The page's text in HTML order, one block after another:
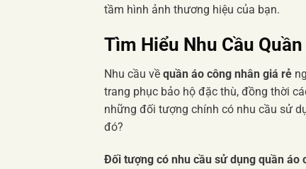
tầm hình ảnh thương hiệu của bạn.
Tìm Hiểu Nhu Cầu
Nhu cầu về quần áo công nhân giá rẻ
trang phục bảo hộ đặc thù, đồng thời
những đối tượng chính có nhu cầu sử
đó?
Đối tượng có nhu cầu sử dụng quần áo